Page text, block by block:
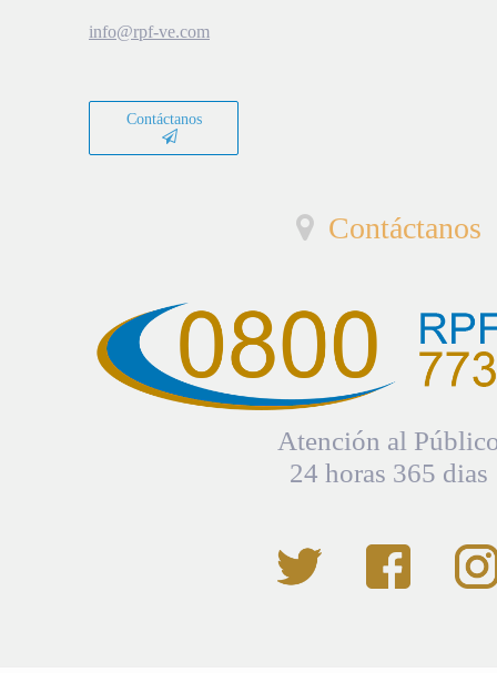
info@rpf-ve.com
Contáctanos
Contáctanos
Atención al
24 horas 365 dias